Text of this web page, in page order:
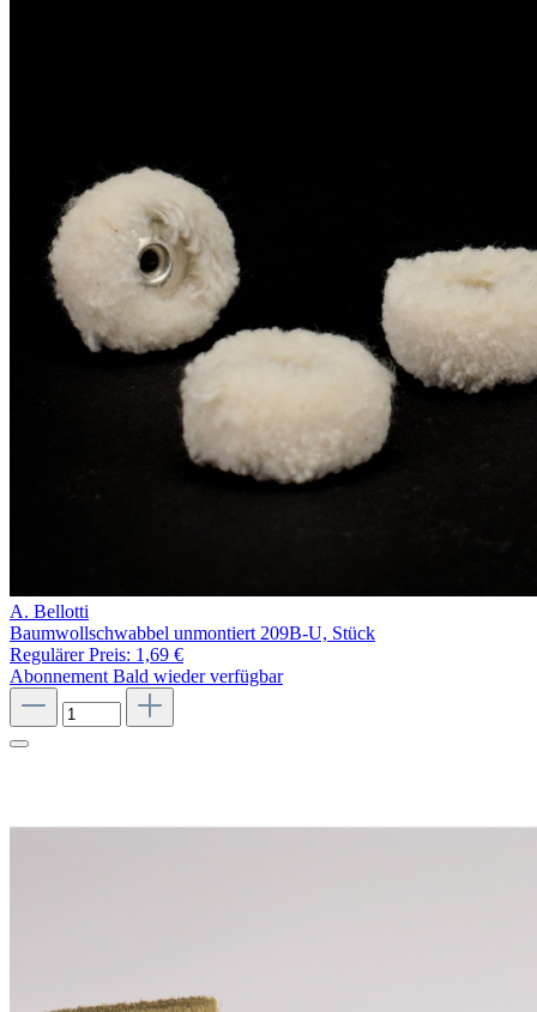
A. Bellotti
Baumwollschwabbel unmontiert 209B-U, Stück
Regulärer Preis: 1,69 €
Abonnement Bald wieder verfügbar